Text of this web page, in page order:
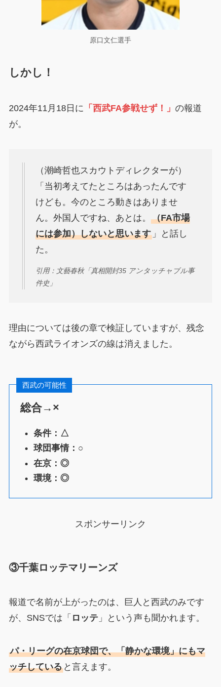
原口文仁選手
しかし！
2024年11月18日に 「西武FA参戦せず！」 の報道
が。
（潮崎哲也スカウトディレクターが）
「当初考えてたところはあったんです
けども。今のところ動きはありませ
ん。外国人ですね、あとは。 （FA市場
には参加）しないと思います」と話し
た。
引用：文藝春秋「真相開封35 アンタッチャブル事
件史」
理由については後の章で検証していますが、残念
ながら西武ライオンズの線は消えました。
西武の可能性
総合→×
条件：△
球団事情：○
在京：◎
環境：◎
スポンサーリンク
③千葉ロッテマリーンズ
報道で名前が上がったのは、巨人と西武のみです
が、SNSでは「 ロッテ」という声も聞かれます。
パ・リーグの在京球団で、「静かな環境」にもマ
ッチしていると言えます。